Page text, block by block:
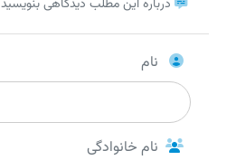
درباره این مطلب دیدگاهی بنویسید
نام
نام خانوادگی